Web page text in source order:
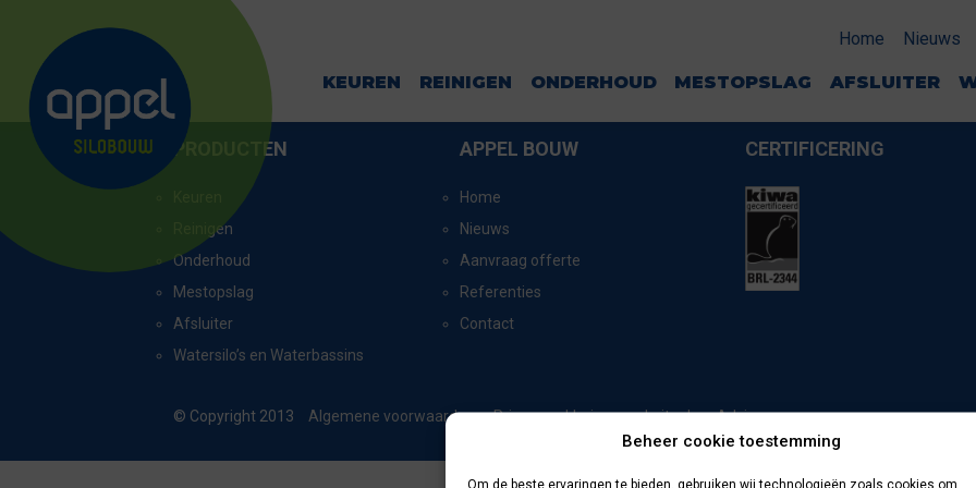
Beheer cookie toestemming
Om de beste ervaringen te bieden, gebruiken wij technologieën zoals cookies om
Home Nieuws
KEUREN REINIGEN ONDERHOUD MESTOPSLAG AFSLUITER
DALERVEEN
PRODUCTEN
Reinigen
Onderhoud
Mestopslag
Afsluiter
Watersilo’s en Waterbassins
APPEL BOUW
Home
Nieuws
Aanvraag offerte
Referenties
Contact
CERTIFICERING
© Copyright 2013 Algemene voorwaarden Privacyverklaring website doorAdvice